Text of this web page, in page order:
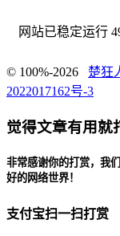
网站已稳定运行
© 100%-2026 楚狂
2022017162号-3
觉得文章有用就
非常感谢你的打赏，我
好的网络世界！
支付宝扫一扫打赏